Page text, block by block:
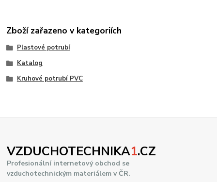
Zboží zařazeno v kategoriích
Plastové potrubí
Katalog
Kruhové potrubí PVC
VZDUCHOTECHNIKA1.CZ
Profesionální internetový obchod se
vzduchotechnickým materiálem v ČR.